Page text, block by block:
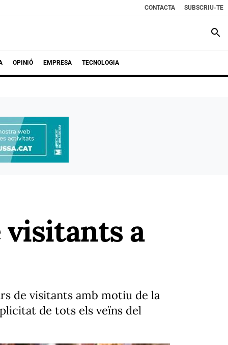
CONTACTA SUBSCRIU-TE
search
OPINIÓ EMPRESA TECNOLOGIA
visitants a
de visitants amb motiu de la
de tots els veïns del